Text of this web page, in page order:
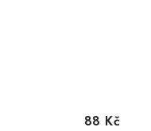
88 Kč